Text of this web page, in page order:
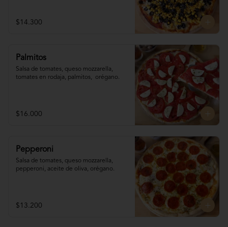
$14.300
Palmitos
Salsa de tomates, queso mozzarella,
tomates en rodaja, palmitos,  orégano.
$16.000
Pepperoni
Salsa de tomates, queso mozzarella,
pepperoni, aceite de oliva, orégano.
$13.200